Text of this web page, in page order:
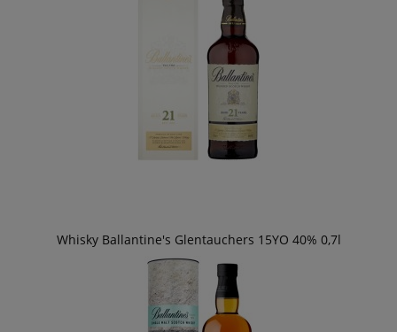
Whisky Ballantine's Glentauchers 15YO 40% 0,7l